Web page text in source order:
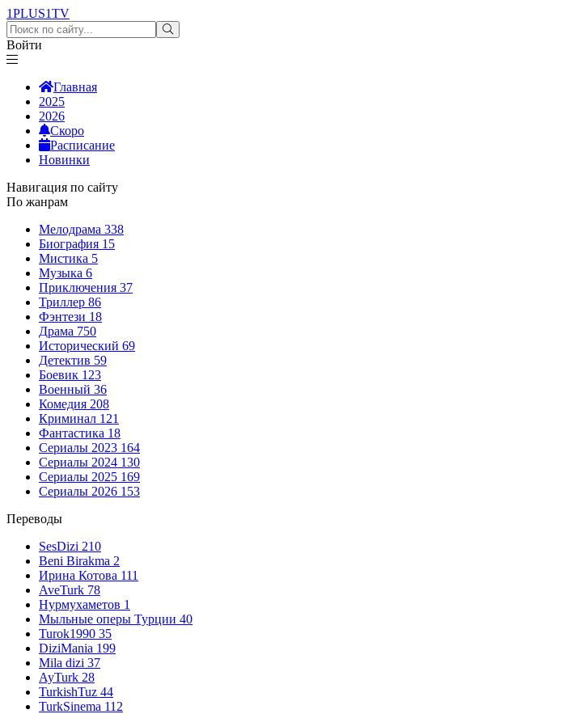
1PLUS1TV
Войти
Главная
2025
2026
Скоро
Расписание
Новинки
Навигация по сайту
По жанрам
Мелодрама 338
Биография 15
Мистика 5
Музыка 6
Приключения 37
Триллер 86
Фэнтези 18
Драма 750
Исторический 69
Детектив 59
Боевик 123
Военный 36
Комедия 208
Криминал 121
Фантастика 18
Сериалы 2023 164
Сериалы 2024 130
Сериалы 2025 169
Сериалы 2026 153
Переводы
SesDizi 210
Beni Birakma 2
Ирина Котова 111
AveTurk 78
Нурмухаметов 1
Мыльные оперы Турции 40
Turok1990 35
DiziMania 199
Mila dizi 37
AyTurk 28
TurkishTuz 44
TurkSinema 112